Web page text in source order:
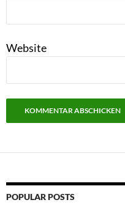
Website
POPULAR POSTS